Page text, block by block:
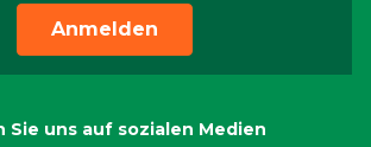
Anmelden
Sie uns auf sozialen Medien